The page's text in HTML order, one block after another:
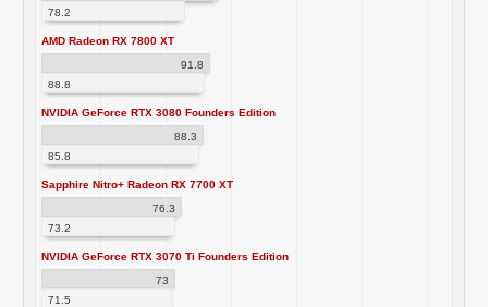
78.2
AMD Radeon RX 7800 XT
91.8
88.8
NVIDIA GeForce RTX 3080 Founders Edition
88.3
85.8
Sapphire Nitro+ Radeon RX 7700 XT
76.3
73.2
NVIDIA GeForce RTX 3070 Ti Founders Edition
73
71.5